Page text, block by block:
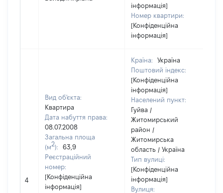
інформація]
Номер квартири:
[Конфіденційна
інформація]
4
Вид об'єкта:
Квартира
Дата набуття права:
08.07.2008
Загальна площа
(м2):
63,9
Реєстраційний
номер:
[Конфіденційна
інформація]
Країна:
Україна
Поштовий індекс:
[Конфіденційна
інформація]
Населений пункт:
Гуйва /
Житомирський
район /
Житомирська
область / Україна
Тип вулиці:
[Конфіденційна
інформація]
Вулиця: